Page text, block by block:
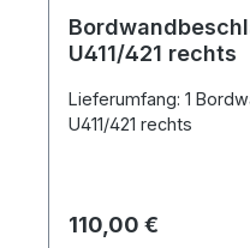
U411/421 rechts
Lieferumfang: 1
U411/421 rechts
Regulärer Preis:
110,00 €